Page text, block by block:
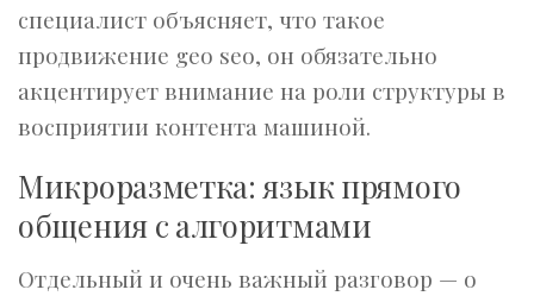
специалист объясняет, что такое
продвижение geo seo, он обязательно
акцентирует внимание на роли структуры в
восприятии контента машиной.
Микроразметка: язык прямого
общения с алгоритмами
Отдельный и очень важный разговор — о